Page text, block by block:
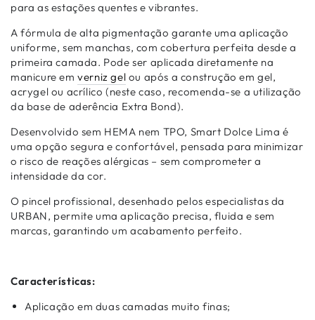
para as estações quentes e vibrantes.
A fórmula de alta pigmentação garante uma aplicação
uniforme, sem manchas, com cobertura perfeita desde a
primeira camada. Pode ser aplicada diretamente na
manicure emverniz gel ou após a construção em gel,
acrygel ou acrílico (neste caso, recomenda-se a utilização
da base de aderência Extra Bond).
Desenvolvido sem HEMA nem TPO, Smart Dolce Lima é
uma opção segura e confortável, pensada para minimizar
o risco de reações alérgicas – sem comprometer a
intensidade da cor.
O pincel profissional, desenhado pelos especialistas da
URBAN, permite uma aplicação precisa, fluida e sem
marcas, garantindo um acabamento perfeito.
Características:
Aplicação em duas camadas muito finas;